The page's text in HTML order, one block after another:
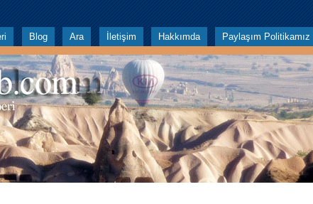
Blog Ara İletişim Hakkımda Paylaşım Politikamız